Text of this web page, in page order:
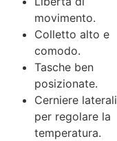
movimento.
Colletto alto e
comodo.
Tasche ben
posizionate.
Cerniere laterali
per regolare la
temperatura.